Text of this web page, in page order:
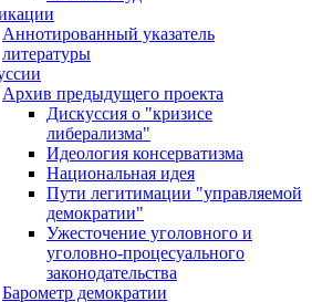
Аннотированный указатель
литературы
Архив предыдущего проекта
Дискуссия о "кризисе
либерализма"
Идеология консерватизма
Национальная идея
Пути легитимации "управляемой
демократии"
Ужесточение уголовного и
уголовно-процесуального
законодательства
Барометр демократии